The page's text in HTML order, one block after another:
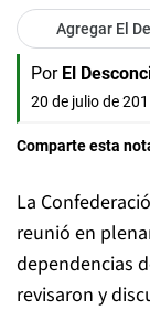
Agregar El
Por El
20 de julio de
Comparte esta
La
reunió en
dependencias
revisaron y